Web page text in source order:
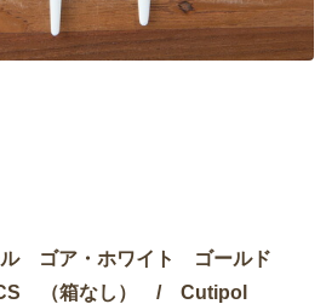
ル ゴア・ホワイト ゴールド
（箱なし） / Cutipol